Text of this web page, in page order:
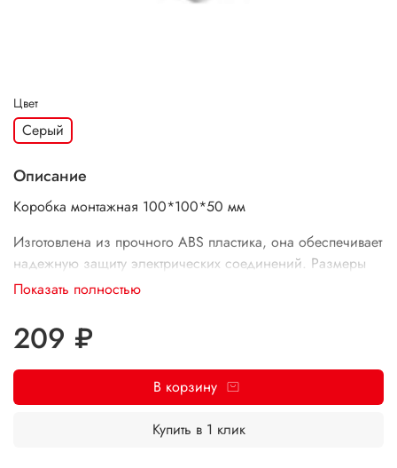
Цвет
Серый
Описание
Коробка монтажная 100*100*50 мм
Изготовлена из прочного ABS пластика, она обеспечивает
надежную защиту электрических соединений. Размеры
коробки идеально подходят для установки различных
безопасности и долгим сроком службы, что делает его
оптимальным выбором для использования в различных
условиях эксплуатации.
Показать полностью
209 ₽
В корзину
Купить в 1 клик